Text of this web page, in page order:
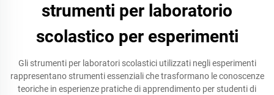
strumenti per laboratorio
scolastico per esperimenti
Gli strumenti per laboratori scolastici utilizzati negli esperimenti
rappresentano strumenti essenziali che trasformano le conoscenze
teoriche in esperienze pratiche di apprendimento per studenti di